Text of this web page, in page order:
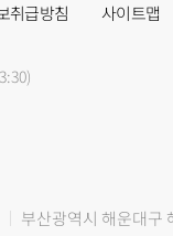
취급방침 사이트맵
부산광역시 해운대구